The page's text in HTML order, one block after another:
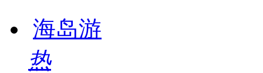
海岛游
热